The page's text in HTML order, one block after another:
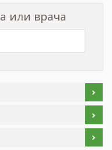
или врача